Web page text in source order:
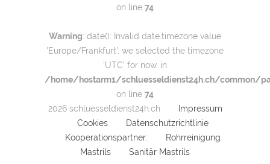
on line 74
Warning: date(): Invalid date.timezone value
'Europe/Frankfurt', we selected the timezone
'UTC' for now. in
/home/hostarm1/schluesseldienst24h.ch/common/
on line 74
2026 schluesseldienst24h.ch
Impressum
Cookies
Datenschutzrichtlinie
Kooperationspartner:
Rohrreinigung
Mastrils
Sanitär Mastrils